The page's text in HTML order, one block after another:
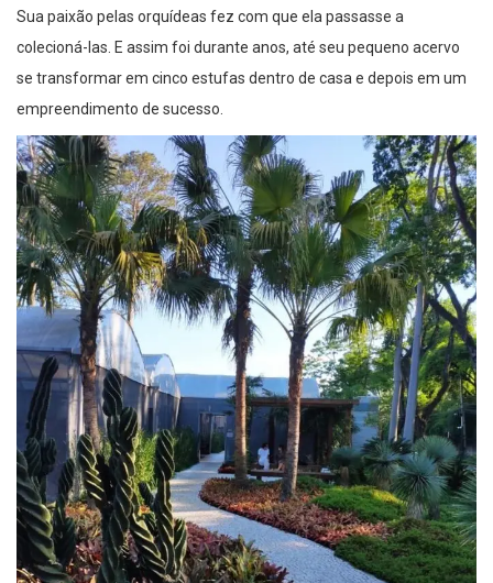
Sua paixão pelas orquídeas fez com que ela passasse a
colecioná-las. E assim foi durante anos, até seu pequeno acervo
se transformar em cinco estufas dentro de casa e depois em um
empreendimento de sucesso.